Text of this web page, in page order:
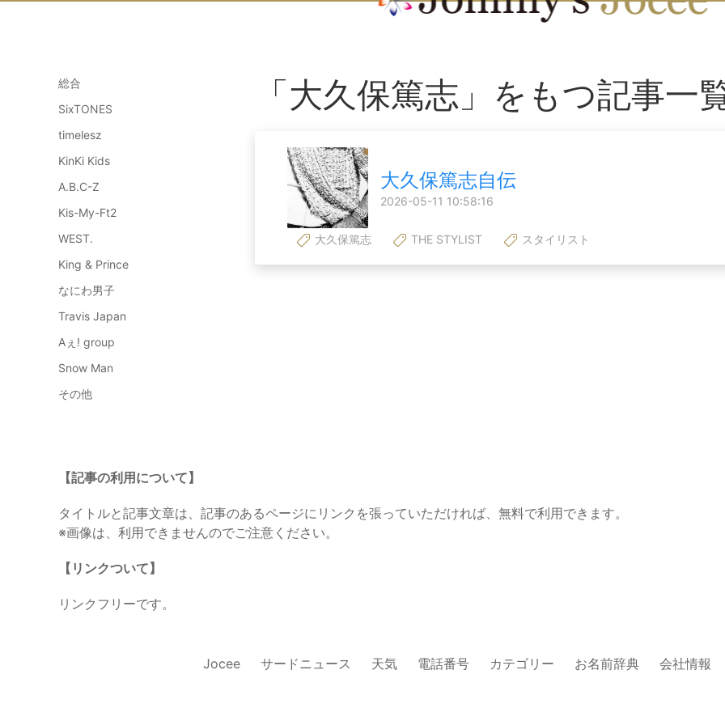
総合
SixTONES
timelesz
KinKi Kids
A.B.C-Z
Kis-My-Ft2
WEST.
King & Prince
なにわ男子
Travis Japan
Aぇ! group
Snow Man
その他
「大久保篤志」をもつ記事一
大久保篤志自伝
2026-05-11 10:58:16
大久保篤志 THE STYLIST スタイリスト
【記事の利用について】
タイトルと記事文章は、記事のあるページにリンクを張っていただければ、無料で利用できます。
※画像は、利用できませんのでご注意ください。
【リンクついて】
リンクフリーです。
Jocee サードニュース 天気 電話番号 カテゴリー お名前辞典 会社情報